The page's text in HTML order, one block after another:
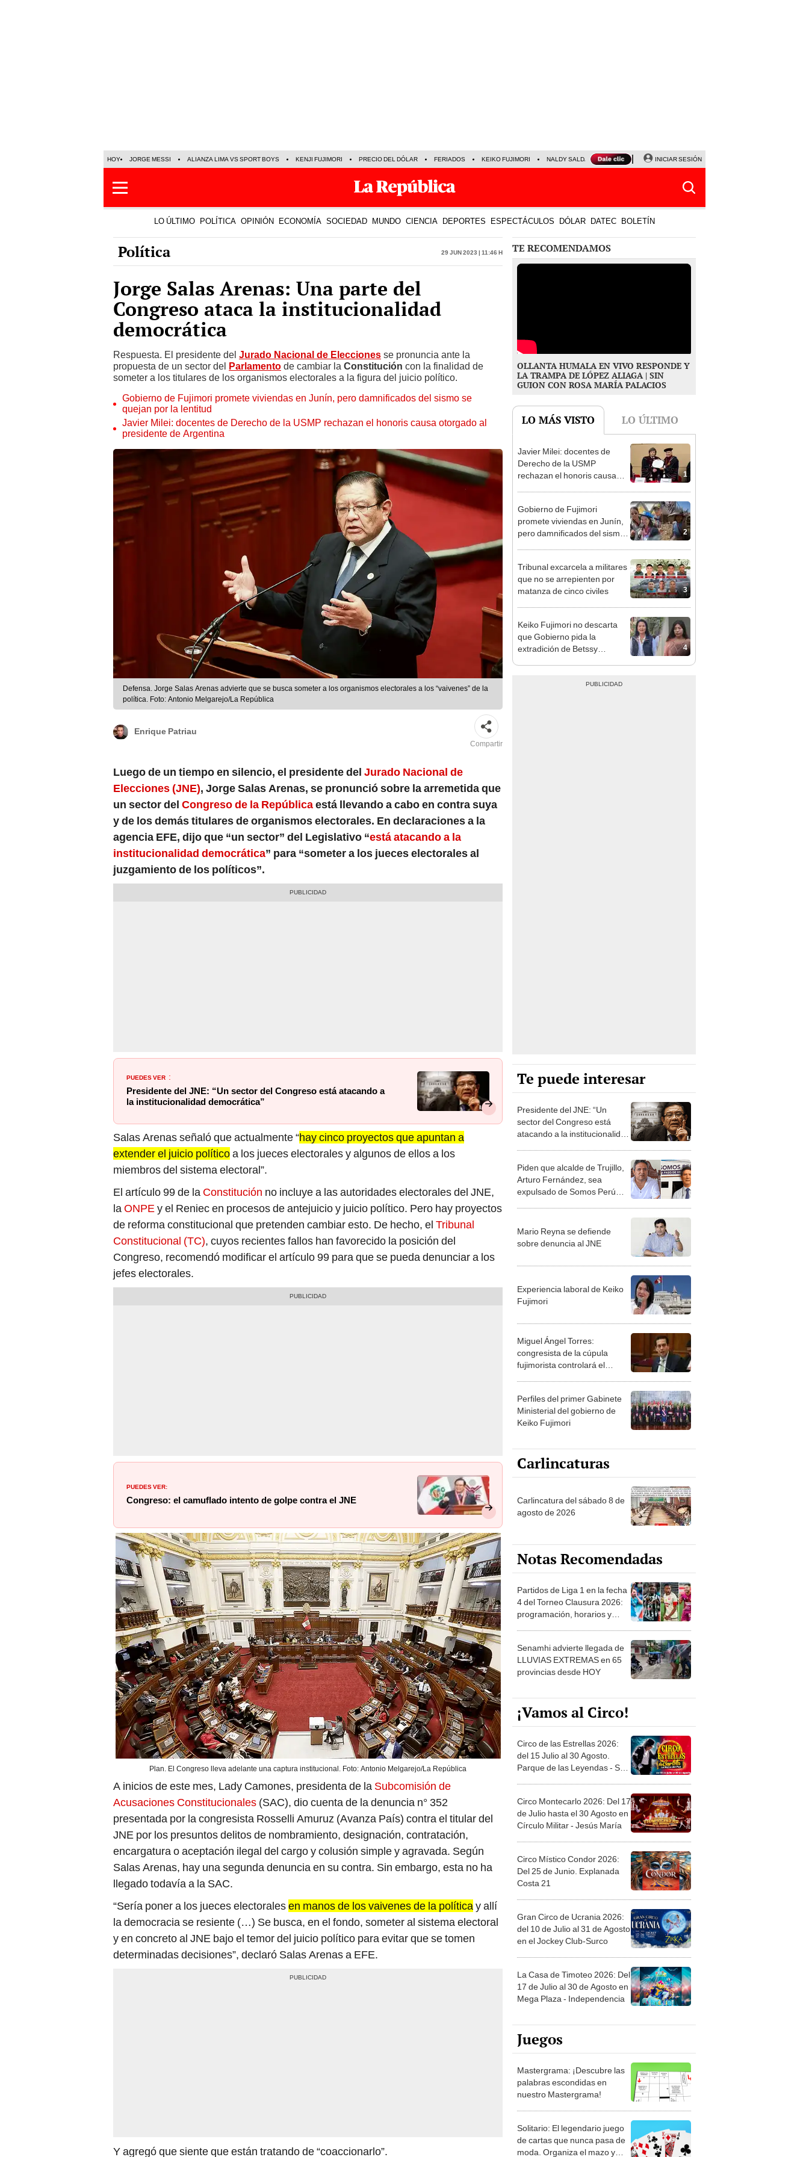
HOY JORGE MESSI ALIANZA LIMA VS SPORT BOYS KENJI FUJIMORI PRECIO DEL DÓLAR FERIADOS KEIKO FUJIMORI NALDY SALDAÑA JAVIER MILEI PARTIDOS DE HOY
INICIAR SESIÓN
LO ÚLTIMO POLÍTICA OPINIÓN ECONOMÍA SOCIEDAD MUNDO CIENCIA DEPORTES ESPECTÁCULOS DÓLAR DATEC BOLETÍN
Política 29 Jun 2023 | 11:46 h
Jorge Salas Arenas: Una parte del
Congreso ataca la institucionalidad
democrática
Respuesta. El presidente del Jurado Nacional de Elecciones se pronuncia ante la
propuesta de un sector del Parlamento de cambiar la Constitución con la finalidad de
someter a los titulares de los organismos electorales a la figura del juicio político.
Gobierno de Fujimori promete viviendas en Junín, pero damnificados del sismo se
quejan por la lentitud
Javier Milei: docentes de Derecho de la USMP rechazan el honoris causa otorgado al
presidente de Argentina
Defensa. Jorge Salas Arenas advierte que se busca someter a los organismos electorales a los “vaivenes” de la
política. Foto: Antonio Melgarejo/La República
Enrique Patriau
Compartir
Luego de un tiempo en silencio, el presidente del Jurado Nacional de
Elecciones (JNE), Jorge Salas Arenas, se pronunció sobre la arremetida que
un sector del Congreso de la Repúblicaestá llevando a cabo en contra suya
y de los demás titulares de organismos electorales. En declaraciones a la
agencia EFE, dijo que “un sector” del Legislativo “está atacando a la
institucionalidad democrática” para “someter a los jueces electorales al
juzgamiento de los políticos”.
PUEDES VER :
Presidente del JNE: “Un sector del Congreso está atacando a
la institucionalidad democrática”
Salas Arenas señaló que actualmente “hay cinco proyectos que apuntan a
extender el juicio políticoa los jueces electorales y algunos de ellos a los
miembros del sistema electoral”.
El artículo 99 de la Constitución no incluye a las autoridades electorales del JNE,
laONPEy el Reniec en procesos de antejuicio y juicio político. Pero hay proyectos
de reforma constitucional que pretenden cambiar esto. De hecho, el Tribunal
Constitucional (TC), cuyos recientes fallos han favorecido la posición del
Congreso, recomendó modificar el artículo 99 para que se pueda denunciar a los
jefes electorales.
PUEDES VER:
Congreso: el camuflado intento de golpe contra el JNE
Plan. El Congreso lleva adelante una captura institucional. Foto: Antonio Melgarejo/La República
A inicios de este mes, Lady Camones, presidenta de la Subcomisión de
Acusaciones Constitucionales (SAC), dio cuenta de la denuncia n° 352
presentada por la congresista Rosselli Amuruz (Avanza País) contra el titular del
JNE por los presuntos delitos de nombramiento, designación, contratación,
encargatura o aceptación ilegal del cargo y colusión simple y agravada. Según
Salas Arenas, hay una segunda denuncia en su contra. Sin embargo, esta no ha
llegado todavía a la SAC.
“Sería poner a los jueces electoralesen manos de los vaivenes de la políticay allí
la democracia se resiente (…) Se busca, en el fondo, someter al sistema electoral
y en concreto al JNE bajo el temor del juicio político para evitar que se tomen
determinadas decisiones”, declaró Salas Arenas a EFE.
Y agregó que siente que están tratando de “coaccionarlo”.
TE RECOMENDAMOS
OLLANTA HUMALA EN VIVO RESPONDE Y
LA TRAMPA DE LÓPEZ ALIAGA | SIN
GUION CON ROSA MARÍA PALACIOS
LO MÁS VISTO LO ÚLTIMO
1
Javier Milei: docentes de
Derecho de la USMP
rechazan el honoris causa
2
Gobierno de Fujimori
promete viviendas en Junín,
pero damnificados del sismo
3
Tribunal excarcela a militares
que no se arrepienten por
matanza de cinco civiles
4
Keiko Fujimori no descarta
que Gobierno pida la
extradición de Betssy
Te puede interesar
Presidente del JNE: “Un
sector del Congreso está
atacando a la institucionalidad
Piden que alcalde de Trujillo,
Arturo Fernández, sea
expulsado de Somos Perú
Mario Reyna se defiende
sobre denuncia al JNE
Experiencia laboral de Keiko
Fujimori
Miguel Ángel Torres:
congresista de la cúpula
fujimorista controlará el
Perfiles del primer Gabinete
Ministerial del gobierno de
Keiko Fujimori
Carlincaturas
Carlincatura del sábado 8 de
agosto de 2026
Notas Recomendadas
Partidos de Liga 1 en la fecha
4 del Torneo Clausura 2026:
programación, horarios y
Senamhi advierte llegada de
LLUVIAS EXTREMAS en 65
provincias desde HOY
¡Vamos al Circo!
Circo de las Estrellas 2026:
del 15 Julio al 30 Agosto.
Parque de las Leyendas - San
Circo Montecarlo 2026: Del 17
de Julio hasta el 30 Agosto en
Círculo Militar - Jesús María
Circo Místico Condor 2026:
Del 25 de Junio. Explanada
Costa 21
Gran Circo de Ucrania 2026:
del 10 de Julio al 31 de Agosto
en el Jockey Club-Surco
La Casa de Timoteo 2026: Del
17 de Julio al 30 de Agosto en
Mega Plaza - Independencia
Juegos
Mastergrama: ¡Descubre las
palabras escondidas en
nuestro Mastergrama!
Solitario: El legendario juego
de cartas que nunca pasa de
moda. Organiza el mazo y